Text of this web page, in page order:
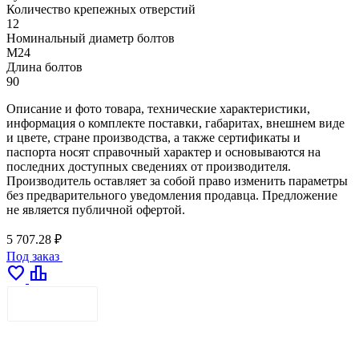
Количество крепежных отверстий
12
Номинальный диаметр болтов
М24
Длина болтов
90
Описание и фото товара, технические характеристики,
информация о комплекте поставки, габаритах, внешнем виде
и цвете, стране производства, а также сертификаты и
паспорта носят справочный характер и основываются на
последних доступных сведениях от производителя.
Производитель оставляет за собой право изменить параметры
без предварительного уведомления продавца. Предложение
не является публичной офертой.
5 707.28 ₽
Под заказ
favorite leaderboard